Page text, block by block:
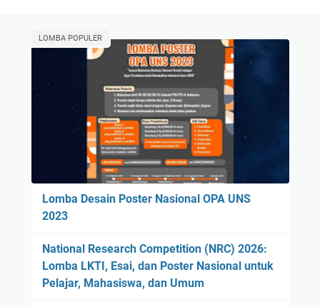
LOMBA POPULER
Lomba Desain Poster Nasional OPA UNS
2023
National Research Competition (NRC) 2026:
Lomba LKTI, Esai, dan Poster Nasional untuk
Pelajar, Mahasiswa, dan Umum